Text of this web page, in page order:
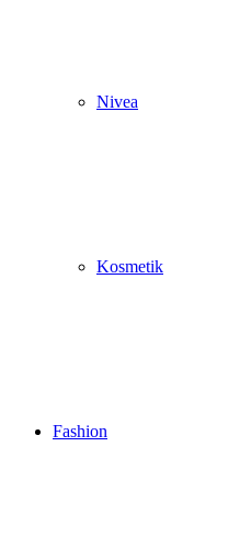
Nivea
Kosmetik
Fashion